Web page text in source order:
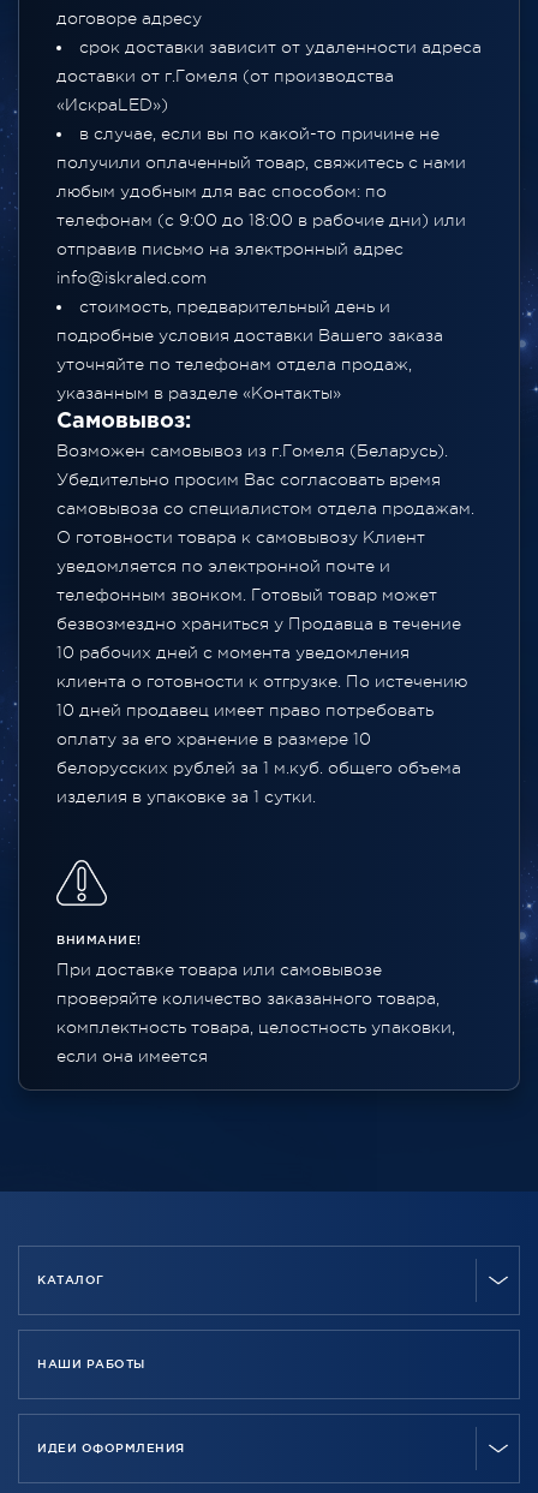
договоре адресу
срок доставки зависит от удаленности адреса
доставки от г.Гомеля (от производства
«ИскраLED»)
в случае, если вы по какой-то причине не
получили оплаченный товар, свяжитесь с нами
любым удобным для вас способом: по
телефонам (с 9:00 до 18:00 в рабочие дни) или
отправив письмо на электронный адрес
info@iskraled.com
стоимость, предварительный день и
подробные условия доставки Вашего заказа
уточняйте по телефонам отдела продаж,
указанным в разделе «Контакты»
Самовывоз:
Возможен самовывоз из г.Гомеля (Беларусь).
Убедительно просим Вас согласовать время
самовывоза со специалистом отдела продажам.
О готовности товара к самовывозу Клиент
уведомляется по электронной почте и
телефонным звонком. Готовый товар может
безвозмездно храниться у Продавца в течение
10 рабочих дней с момента уведомления
клиента о готовности к отгрузке. По истечению
10 дней продавец имеет право потребовать
оплату за его хранение в размере 10
белорусских рублей за 1 м.куб. общего объема
изделия в упаковке за 1 сутки.
ВНИМАНИЕ!
При доставке товара или самовывозе
проверяйте количество заказанного товара,
комплектность товара, целостность упаковки,
если она имеется
КАТАЛОГ
НАШИ РАБОТЫ
ИДЕИ ОФОРМЛЕНИЯ